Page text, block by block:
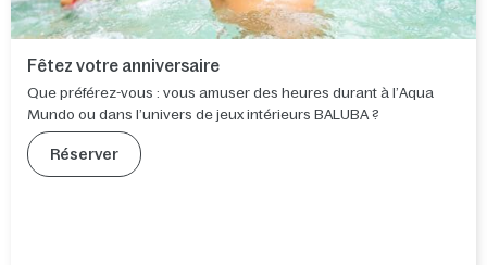
Fêtez votre anniversaire
Que préférez-vous : vous amuser des heures durant à l’Aqua
Mundo ou dans l’univers de jeux intérieurs BALUBA ?
Réserver